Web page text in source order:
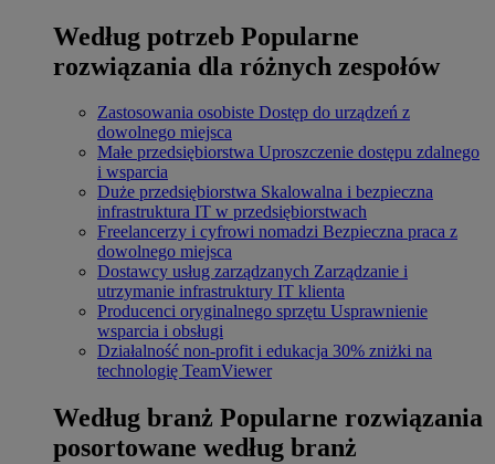
Według potrzeb Popularne
rozwiązania dla różnych zespołów
Zastosowania osobiste Dostęp do urządzeń z
dowolnego miejsca
Małe przedsiębiorstwa Uproszczenie dostępu zdalnego
i wsparcia
Duże przedsiębiorstwa Skalowalna i bezpieczna
infrastruktura IT w przedsiębiorstwach
Freelancerzy i cyfrowi nomadzi Bezpieczna praca z
dowolnego miejsca
Dostawcy usług zarządzanych Zarządzanie i
utrzymanie infrastruktury IT klienta
Producenci oryginalnego sprzętu Usprawnienie
wsparcia i obsługi
Działalność non-profit i edukacja 30% zniżki na
technologię TeamViewer
Według branż Popularne rozwiązania
posortowane według branż